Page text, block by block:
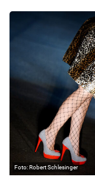
Robert Schlesinger